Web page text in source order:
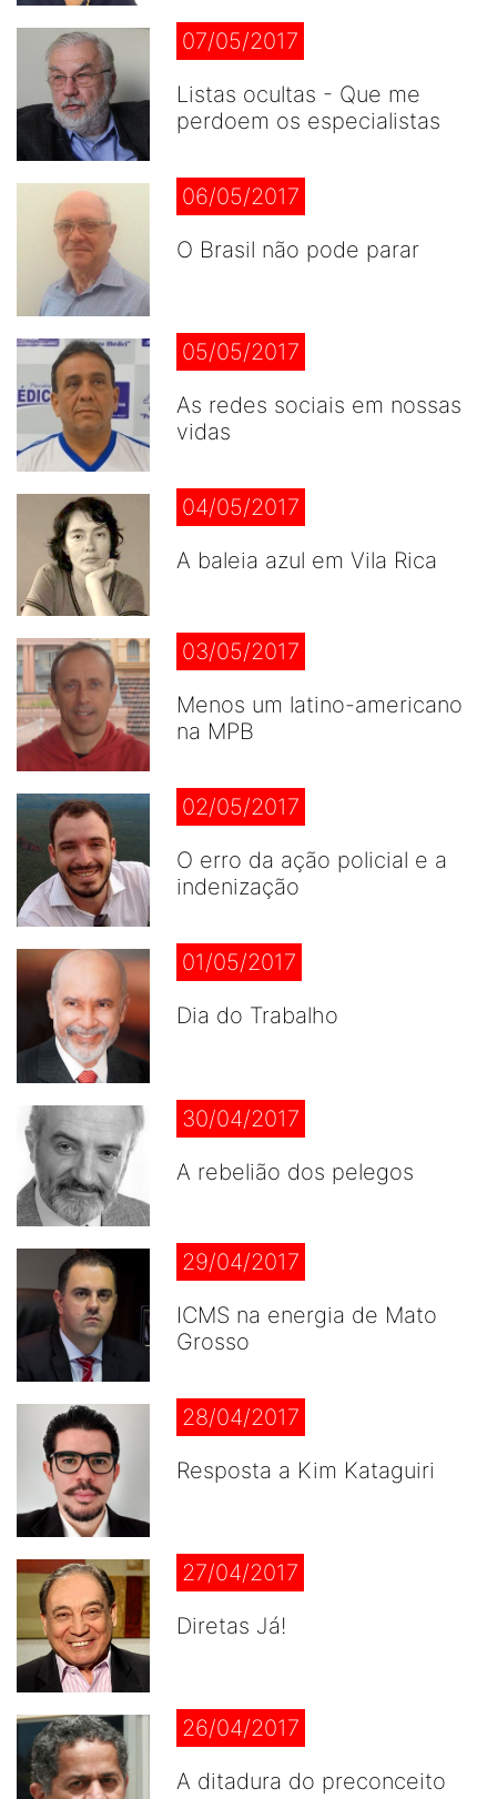
07/05/2017
Listas ocultas - Que me
perdoem os especialistas
06/05/2017
O Brasil não pode parar
05/05/2017
As redes sociais em nossas
vidas
04/05/2017
A baleia azul em Vila Rica
03/05/2017
Menos um latino-americano
na MPB
02/05/2017
O erro da ação policial e a
indenização
01/05/2017
Dia do Trabalho
30/04/2017
A rebelião dos pelegos
29/04/2017
ICMS na energia de Mato
Grosso
28/04/2017
Resposta a Kim Kataguiri
27/04/2017
Diretas Já!
26/04/2017
A ditadura do preconceito